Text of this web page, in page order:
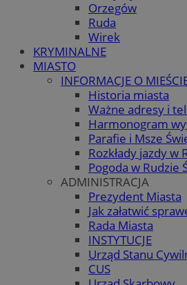
Orzegów
Ruda
Wirek
KRYMINALNE
MIASTO
INFORMACJE O
Historia miasta
Ważne adresy i
Harmonogram
Parafie i Msze
Rozkłady jazdy w
Pogoda w Rudzie
ADMINISTRACJA
Prezydent Miasta
Jak załatwić
Rada Miasta
INSTYTUCJE
Urząd Stanu
CUS